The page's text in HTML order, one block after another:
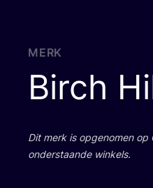
Croatian
MERK
Birch
Dit merk is opge­no­men op
onder­staan­de winkels.